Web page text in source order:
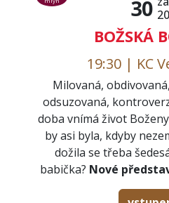
30
BOŽSKÁ
19:30 | KC
Milovaná,
odsuzovaná,
doba vnímá život
by asi byla, kdyby
dožila se třeba
babička? Nové